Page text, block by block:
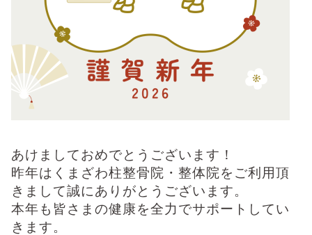
あけましておめでとうございます！
昨年はくまざわ柱整骨院・整体院をご利用頂
きまして誠にありがとうございます。
本年も皆さまの健康を全力でサポートしてい
きます。